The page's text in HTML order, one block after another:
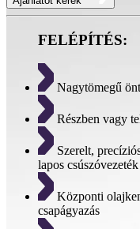
FELÉPÍTÉS:
Nagytömegű
Részben vagy
Szerelt,
lapos
Központi
csapágyazás